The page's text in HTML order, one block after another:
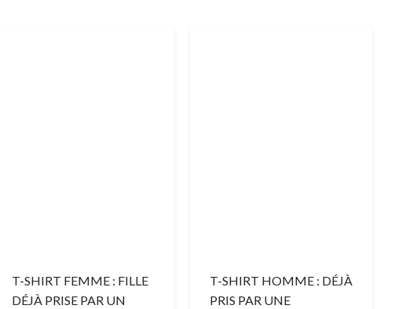
T-SHIRT FEMME : FILLE
DÉJÀ PRISE PAR UN
T-SHIRT HOMME : DÉJÀ
PRIS PAR UNE